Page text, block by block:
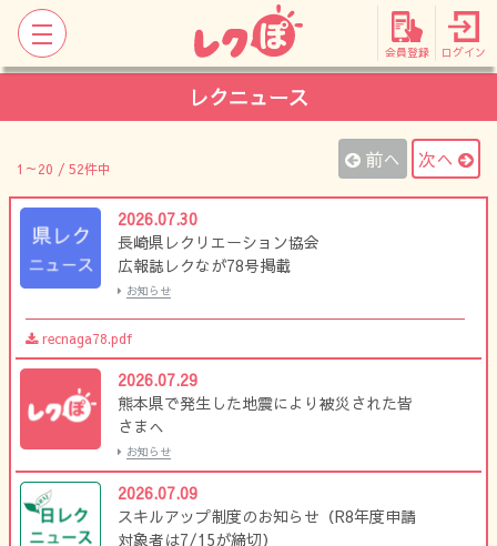
会員登録 ログイン
レクニュース
1～20 / 52件中 前へ 次へ
2026.07.30
長崎県レクリエーション協会
広報誌レクなが78号掲載
お知らせ
recnaga78.pdf
2026.07.29
熊本県で発生した地震により被災された皆
さまへ
お知らせ
2026.07.09
スキルアップ制度のお知らせ（R8年度申請
対象者は7/15が締切）